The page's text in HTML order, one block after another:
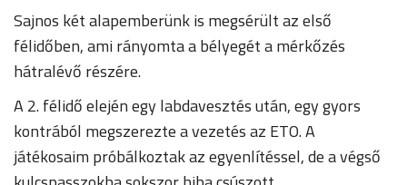
Sajnos két alapemberünk is megsérült az első
félidőben, ami rányomta a bélyegét a mérkőzés
hátralévő részére.
A 2. félidő elején egy labdavesztés után, egy gyors
kontrából megszerezte a vezetés az ETO. A
játékosaim próbálkoztak az egyenlítéssel, de a végső